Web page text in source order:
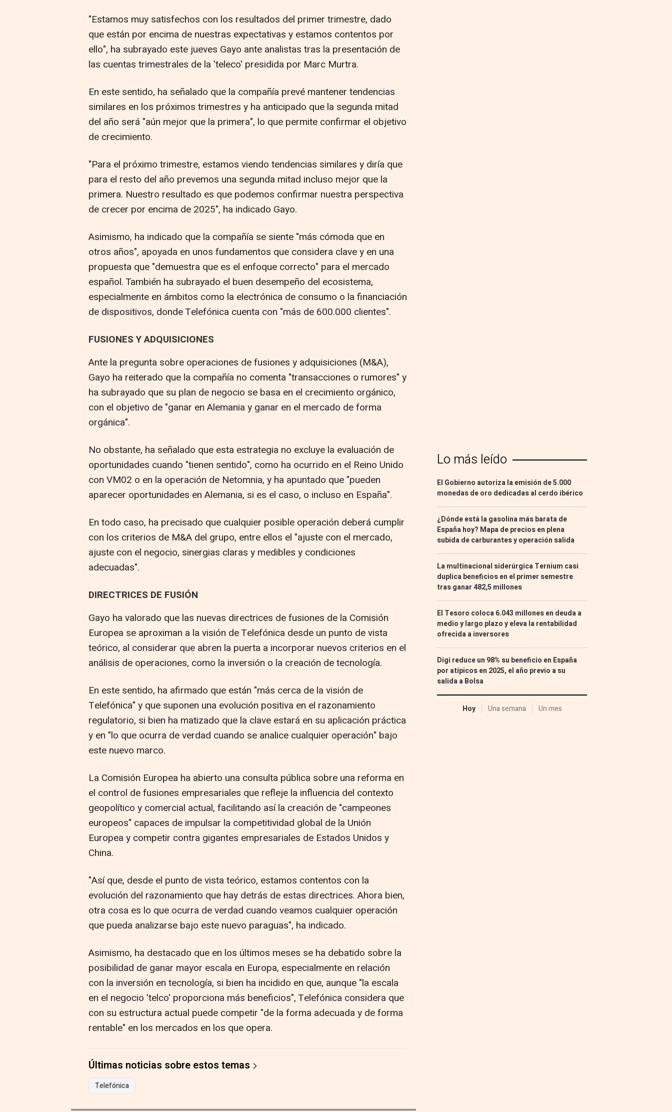
"Estamos muy satisfechos con los resultados del primer trimestre, dado
que están por encima de nuestras expectativas y estamos contentos por
ello", ha subrayado este jueves Gayo ante analistas tras la presentación de
las cuentas trimestrales de la 'teleco' presidida por Marc Murtra.
En este sentido, ha señalado que la compañía prevé mantener tendencias
similares en los próximos trimestres y ha anticipado que la segunda mitad
del año será "aún mejor que la primera", lo que permite confirmar el objetivo
de crecimiento.
"Para el próximo trimestre, estamos viendo tendencias similares y diría que
para el resto del año prevemos una segunda mitad incluso mejor que la
primera. Nuestro resultado es que podemos confirmar nuestra perspectiva
de crecer por encima de 2025", ha indicado Gayo.
Asimismo, ha indicado que la compañía se siente "más cómoda que en
otros años", apoyada en unos fundamentos que considera clave y en una
propuesta que "demuestra que es el enfoque correcto" para el mercado
español. También ha subrayado el buen desempeño del ecosistema,
especialmente en ámbitos como la electrónica de consumo o la financiación
de dispositivos, donde Telefónica cuenta con "más de 600.000 clientes".
FUSIONES Y ADQUISICIONES
Ante la pregunta sobre operaciones de fusiones y adquisiciones (M&A),
Gayo ha reiterado que la compañía no comenta "transacciones o rumores" y
ha subrayado que su plan de negocio se basa en el crecimiento orgánico,
con el objetivo de "ganar en Alemania y ganar en el mercado de forma
orgánica".
No obstante, ha señalado que esta estrategia no excluye la evaluación de
oportunidades cuando "tienen sentido", como ha ocurrido en el Reino Unido
con VM02 o en la operación de Netomnia, y ha apuntado que "pueden
aparecer oportunidades en Alemania, si es el caso, o incluso en España".
En todo caso, ha precisado que cualquier posible operación deberá cumplir
con los criterios de M&A del grupo, entre ellos el "ajuste con el mercado,
ajuste con el negocio, sinergias claras y medibles y condiciones
adecuadas".
DIRECTRICES DE FUSIÓN
Gayo ha valorado que las nuevas directrices de fusiones de la Comisión
Europea se aproximan a la visión de Telefónica desde un punto de vista
teórico, al considerar que abren la puerta a incorporar nuevos criterios en el
análisis de operaciones, como la inversión o la creación de tecnología.
En este sentido, ha afirmado que están "más cerca de la visión de
Telefónica" y que suponen una evolución positiva en el razonamiento
regulatorio, si bien ha matizado que la clave estará en su aplicación práctica
y en "lo que ocurra de verdad cuando se analice cualquier operación" bajo
este nuevo marco.
La Comisión Europea ha abierto una consulta pública sobre una reforma en
el control de fusiones empresariales que refleje la influencia del contexto
geopolítico y comercial actual, facilitando así la creación de "campeones
europeos" capaces de impulsar la competitividad global de la Unión
Europea y competir contra gigantes empresariales de Estados Unidos y
China.
"Así que, desde el punto de vista teórico, estamos contentos con la
evolución del razonamiento que hay detrás de estas directrices. Ahora bien,
otra cosa es lo que ocurra de verdad cuando veamos cualquier operación
que pueda analizarse bajo este nuevo paraguas", ha indicado.
Asimismo, ha destacado que en los últimos meses se ha debatido sobre la
posibilidad de ganar mayor escala en Europa, especialmente en relación
con la inversión en tecnología, si bien ha incidido en que, aunque "la escala
en el negocio 'telco' proporciona más beneficios", Telefónica considera que
con su estructura actual puede competir "de la forma adecuada y de forma
rentable" en los mercados en los que opera.
Últimas noticias sobre estos temas
Telefónica
Lo más leído
El Gobierno autoriza la emisión de 5.000
monedas de oro dedicadas al cerdo ibérico
¿Dónde está la gasolina más barata de
España hoy? Mapa de precios en plena
subida de carburantes y operación salida
La multinacional siderúrgica Ternium casi
duplica beneficios en el primer semestre
tras ganar 482,5 millones
El Tesoro coloca 6.043 millones en deuda a
medio y largo plazo y eleva la rentabilidad
ofrecida a inversores
Digi reduce un 98% su beneficio en España
por atípicos en 2025, el año previo a su
salida a Bolsa
Hoy Una semana Un mes